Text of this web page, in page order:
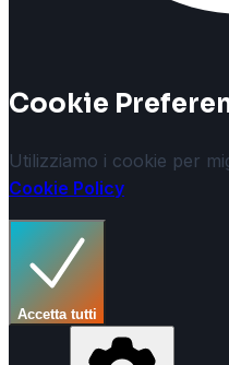
Cookie
Utilizziamo i cookie per
Cookie Policy
Accetta tutti